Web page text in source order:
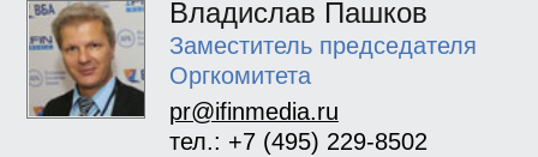
Владислав Пашков
Заместитель председателя
Оргкомитета
pr@ifinmedia.ru
тел.: +7 (495) 229-8502